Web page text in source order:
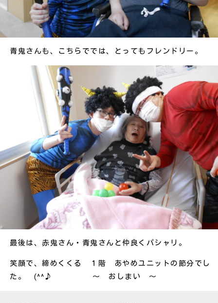
青鬼さんも、こちらででは、とってもフレンドリー。
最後は、赤鬼さん・青鬼さんと仲良くパシャリ。
笑顔で、締めくくる １階 あやめユニットの節分でし
た。 (^^♪ ～ おしまい ～